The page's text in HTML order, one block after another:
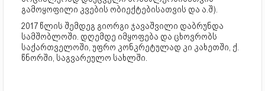
გამოყოფილი კვების ობიექტებისათვის და ა.შ).
2017 წლის შემდეგ გიორგი ჯავაშვილი დაბრუნდა
სამშობლოში. დღემდე იმყოფება და ცხოვრობს
საქართველოში, უფრო კონკრეტულად კი კახეთში, ქ.
წნორში, საგვარეულო სახლში.